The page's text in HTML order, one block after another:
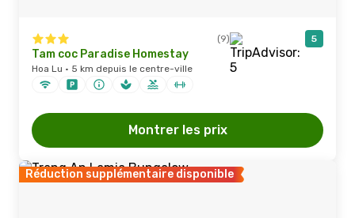
(9) 5
Tam coc Paradise Homestay
Hoa Lu · 5 km depuis le centre-ville
Montrer les prix
Réduction supplémentaire disponible